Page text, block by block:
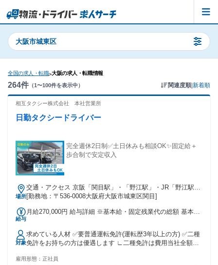
大阪市城東区
全国の求人・転職>大阪の求人・転職情報
264件 （1〜100件を表示中） 関連度順 新着順
相互タクシー株式会社 本社営業所
日勤タクシードライバー
完全週休2日制✅土日休みも相談OK✨固定給＋
歩合制で安定収入
場所
交通・アクセス 京阪「関目駅」・「野江駅」・JR「野江駅」
より徒歩3～5分
[勤務地：〒536-0008大阪府大阪市城東区関目]
給与
月給270,000円 給与詳細 ※基本給・固定残業代の総額 基本
円（固定残業時間：1ヶ月あたり22時間） 固定残業時間を超
えた勤務時間については別途残業代を支給する 【一律手当】
全員に一律で支払われる通勤・皆勤・家族手当金額：なし 全
員に一律で支払われるその他手当金額：なし 月給…固定給27
対象
求めている人材 ✅要普通運転免許(運転歴3年以上の方) ✅二種
免許をお持ちの方は優遇します ∟二種免許は費用当社全額負
代・50代・60代 シニア・中高年まで幅広い年代を歓迎！ ∟女
雇用形態： 正社員